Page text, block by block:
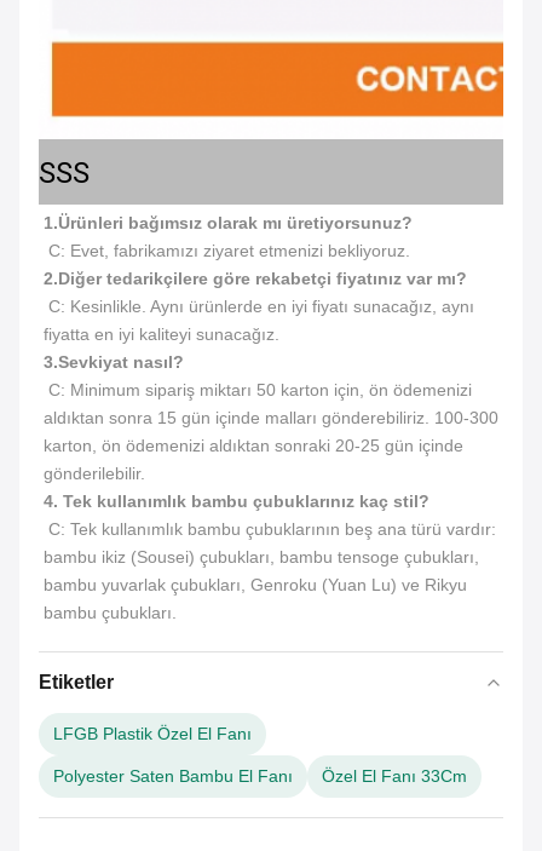
SSS
1.Ürünleri bağımsız olarak mı üretiyorsunuz?
C: Evet, fabrikamızı ziyaret etmenizi bekliyoruz.
2.Diğer tedarikçilere göre rekabetçi fiyatınız var mı?
fiyatta en iyi kaliteyi sunacağız.
3.Sevkiyat nasıl?
aldıktan sonra 15 gün içinde malları gönderebiliriz. 100-300
karton, ön ödemenizi aldıktan sonraki 20-25 gün içinde
gönderilebilir.
4. Tek kullanımlık bambu çubuklarınız kaç stil?
bambu ikiz (Sousei) çubukları, bambu tensoge çubukları,
bambu yuvarlak çubukları, Genroku (Yuan Lu) ve Rikyu
bambu çubukları.
Etiketler
LFGB Plastik Özel El Fanı
Polyester Saten Bambu El Fanı Özel El Fanı 33Cm